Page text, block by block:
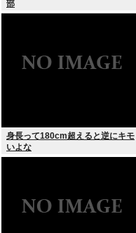
部
身長って180cm超えると逆にキモ
いよな